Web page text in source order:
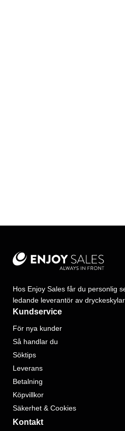
Hos Enjoy Sales får du personlig
ledande leverantör av
Kundservice
För nya kunder
Så handlar du
Söktips
Leverans
Betalning
Köpvillkor
Säkerhet & Cookies
Kontakt